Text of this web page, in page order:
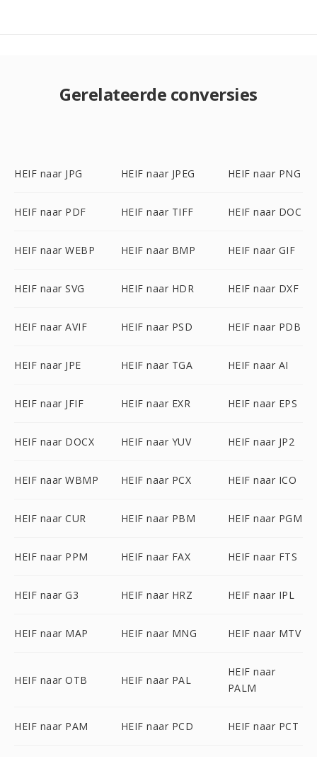
Gerelateerde conversies
HEIF naar JPG HEIF naar JPEG HEIF naar PNG
HEIF naar PDF HEIF naar TIFF HEIF naar DOC
HEIF naar WEBP HEIF naar BMP HEIF naar GIF
HEIF naar SVG HEIF naar HDR HEIF naar DXF
HEIF naar AVIF HEIF naar PSD HEIF naar PDB
HEIF naar JPE HEIF naar TGA HEIF naar AI
HEIF naar JFIF HEIF naar EXR HEIF naar EPS
HEIF naar DOCX HEIF naar YUV HEIF naar JP2
HEIF naar WBMP HEIF naar PCX HEIF naar ICO
HEIF naar CUR HEIF naar PBM HEIF naar PGM
HEIF naar PPM HEIF naar FAX HEIF naar FTS
HEIF naar G3 HEIF naar HRZ HEIF naar IPL
HEIF naar MAP HEIF naar MNG HEIF naar MTV
HEIF naar OTB HEIF naar PAL
HEIF naar
PALM
HEIF naar PAM HEIF naar PCD HEIF naar PCT